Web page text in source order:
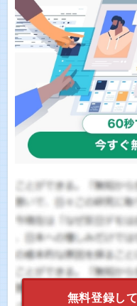
無料登録し